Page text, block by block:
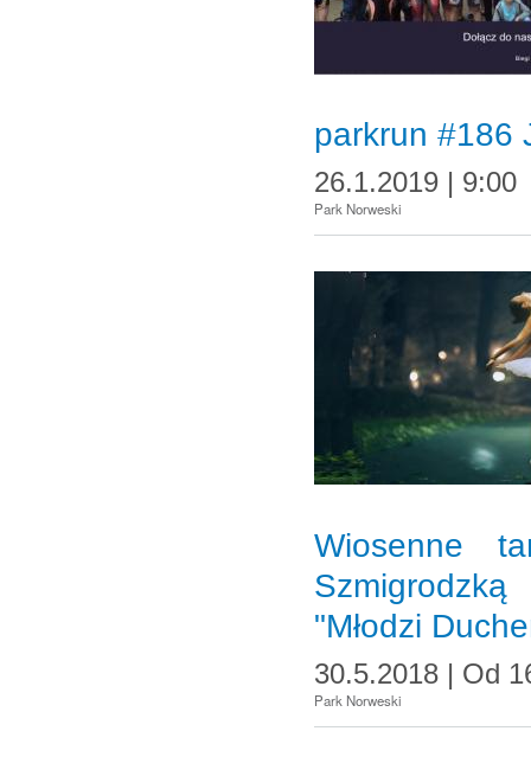
parkrun #186
26.1.2019 | 9:00
Park Norweski
Wiosenne
"Młodzi
30.5.2018 | Od
Park Norweski